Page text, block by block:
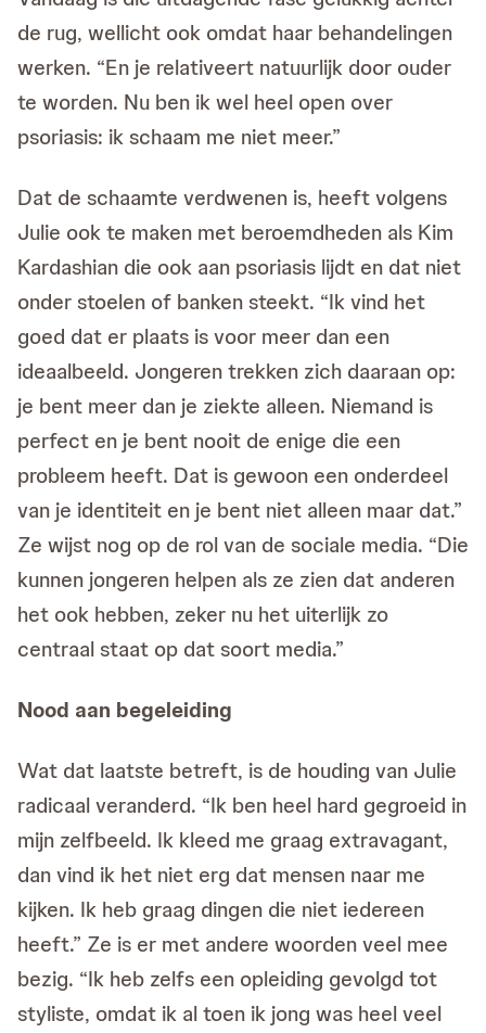
de rug, wellicht ook omdat haar behandelingen
werken. “En je relativeert natuurlijk door ouder
te worden. Nu ben ik wel heel open over
psoriasis: ik schaam me niet meer.”
Dat de schaamte verdwenen is, heeft volgens
Julie ook te maken met beroemdheden als Kim
Kardashian die ook aan psoriasis lijdt en dat niet
onder stoelen of banken steekt. “Ik vind het
goed dat er plaats is voor meer dan een
ideaalbeeld. Jongeren trekken zich daaraan op:
je bent meer dan je ziekte alleen. Niemand is
perfect en je bent nooit de enige die een
probleem heeft. Dat is gewoon een onderdeel
van je identiteit en je bent niet alleen maar dat.”
Ze wijst nog op de rol van de sociale media. “Die
kunnen jongeren helpen als ze zien dat anderen
het ook hebben, zeker nu het uiterlijk zo
centraal staat op dat soort media.”
Nood aan begeleiding
Wat dat laatste betreft, is de houding van Julie
radicaal veranderd. “Ik ben heel hard gegroeid in
mijn zelfbeeld. Ik kleed me graag extravagant,
dan vind ik het niet erg dat mensen naar me
kijken. Ik heb graag dingen die niet iedereen
heeft.” Ze is er met andere woorden veel mee
bezig. “Ik heb zelfs een opleiding gevolgd tot
styliste, omdat ik al toen ik jong was heel veel